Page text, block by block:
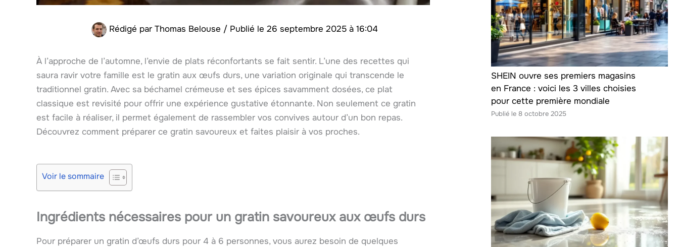
Rédigé par Thomas Belouse / 26 septembre 2025 à 16:04
À l’approche de l’automne, l’envie de plats réconfortants se fait sentir. L’une des recettes qui
saura ravir votre famille est le gratin aux œufs durs, une variation originale qui transcende le
traditionnel gratin. Avec sa béchamel crémeuse et ses épices savamment dosées, ce plat
classique est revisité pour offrir une expérience gustative étonnante. Non seulement ce gratin
est facile à réaliser, il permet également de rassembler vos convives autour d’un bon repas.
Découvrez comment préparer ce gratin savoureux et faites plaisir à vos proches.
Voir le sommaire
Ingrédients nécessaires pour un gratin savoureux aux œufs durs
Pour préparer un gratin d’œufs durs pour 4 à 6 personnes, vous aurez besoin de quelques
SHEIN ouvre ses premiers magasins
en France : voici les 3 villes choisies
pour cette première mondiale
8 octobre 2025